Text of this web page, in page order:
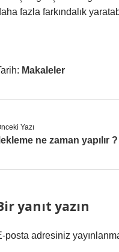
fazla farkındalık
Makaleler
Yazı
Ilekleme ne zaman yapılır ?
yanıt yazın
posta adresiniz